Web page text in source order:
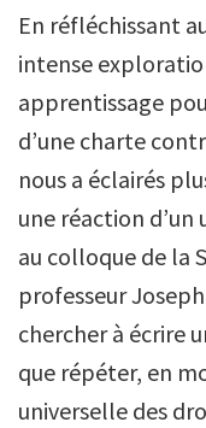
En réfléchissant
intense
apprentissage
d’une charte
nous a éclairés
une réaction
au colloque de la
professeur
chercher à écrire
que répéter, en
universelle des